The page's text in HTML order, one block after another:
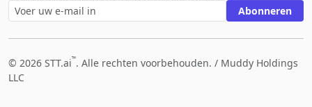
Abonneren
© 2026 STT.ai™. Alle rechten voorbehouden. / Muddy Holdings
LLC